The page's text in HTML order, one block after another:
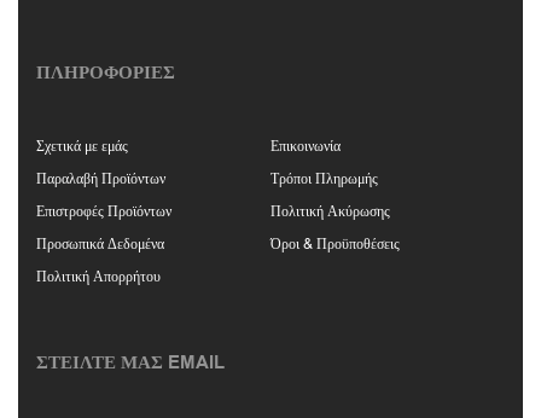
ΠΛΗΡΟΦΟΡΙΕΣ
Σχετικά με εμάς
Επικοινωνία
Παραλαβή Προϊόντων
Τρόποι Πληρωμής
Επιστροφές Προϊόντων
Πολιτική Ακύρωσης
Προσωπικά Δεδομένα
Όροι & Προϋποθέσεις
Πολιτική Απορρήτου
ΣΤΕΙΛΤΕ ΜΑΣ EMAIL